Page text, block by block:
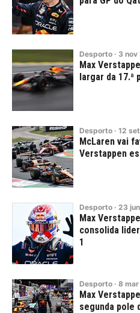
Desporto · 3 nov
Max
largar da 17.ª
Desporto · 12 set
McLaren vai
Verstappen
Desporto · 23 jun
Max
consolida
1
Desporto · 8 mar
Max
segunda pole